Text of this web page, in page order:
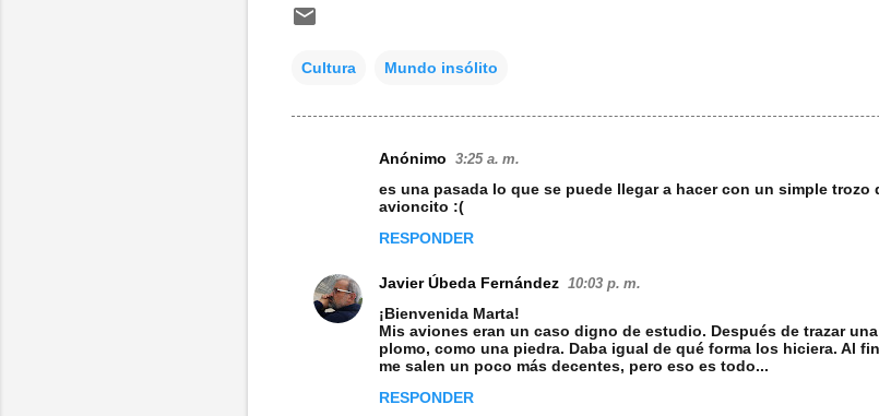
Cultura Mundo insólito
n
Anónimo 3:25 a. m.
es una pasada lo que se puede llegar a hacer con un simple trozo
avioncito :(
RESPONDER
Javier Úbeda Fernández 10:03 p. m.
¡Bienvenida Marta!
Mis aviones eran un caso digno de estudio. Después de trazar
plomo, como una piedra. Daba igual de qué forma los hiciera. Al
me salen un poco más decentes, pero eso es todo...
RESPONDER